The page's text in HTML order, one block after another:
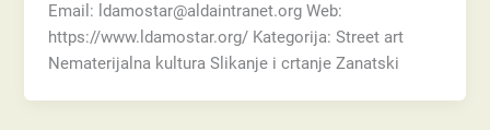
Email: ldamostar@aldaintranet.org Web:
https://www.ldamostar.org/ Kategorija: Street art
Nematerijalna kultura Slikanje i crtanje Zanatski